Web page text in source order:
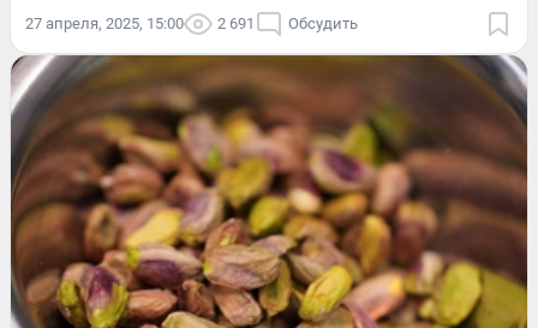
27 апреля, 2025, 15:00 2 691 Обсудить